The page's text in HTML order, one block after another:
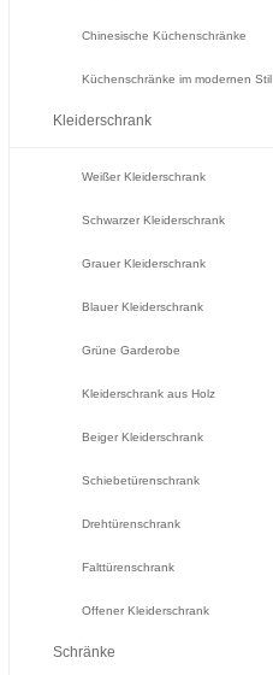
Chinesische Küchenschränke
Küchenschränke im modernen Stil
Kleiderschrank
Weißer Kleiderschrank
Schwarzer Kleiderschrank
Grauer Kleiderschrank
Blauer Kleiderschrank
Grüne Garderobe
Kleiderschrank aus Holz
Beiger Kleiderschrank
Schiebetürenschrank
Drehtürenschrank
Falttürenschrank
Offener Kleiderschrank
Schränke